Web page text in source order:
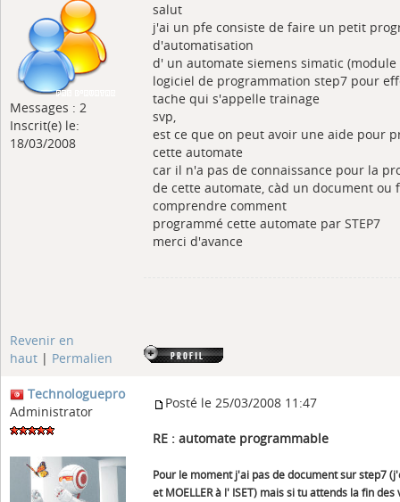
Messages : 2
Inscrit(e) le:
18/03/2008
salut
j'ai un pfe consiste de faire un petit
d'automatisation
d' un automate siemens simatic (module
logiciel de programmation step7 pour
tache qui s'appelle trainage
svp,
est ce que on peut avoir une aide pour
cette automate
car il n'a pas de connaissance pour la
de cette automate, càd un document ou
comprendre comment
programmé cette automate par STEP7
merci d'avance
Revenir en
haut | Permalien
Technologuepro
Administrator
Posté le 25/03/2008 11:47
RE : automate programmable
Pour le moment j'ai pas de document sur step7
et MOELLER à l' ISET) mais si tu attends la fin